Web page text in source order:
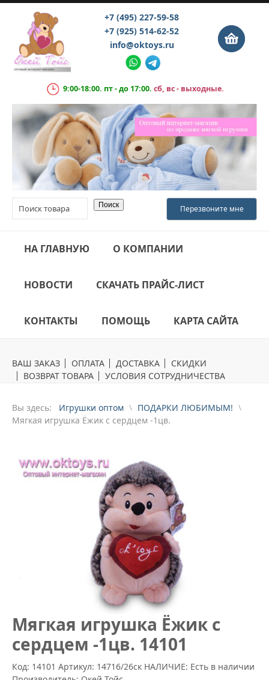
+7 (495) 227-59-58
+7 (925) 514-62-52
info@oktoys.ru
9:00-18:00. пт - до 17:00. сб, вс - выходные.
НА ГЛАВНУЮ О КОМПАНИИ
НОВОСТИ СКАЧАТЬ ПРАЙС-ЛИСТ
КОНТАКТЫ ПОМОЩЬ КАРТА САЙТА
ВАШ ЗАКАЗ ОПЛАТА ДОСТАВКА
СКИДКИ
ВОЗВРАТ ТОВАРА
УСЛОВИЯ СОТРУДНИЧЕСТВА
Вы здесь: Игрушки оптом
ПОДАРКИ ЛЮБИМЫМ!
Mягкая игрушка Ёжик с сердцем -1цв.
Mягкая игрушка Ёжик с
сердцем -1цв. 14101
Код: 14101 Артикул: 14716/26ск НАЛИЧИЕ: Есть в наличии